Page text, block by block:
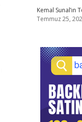
Kemal
Temmuz 25,